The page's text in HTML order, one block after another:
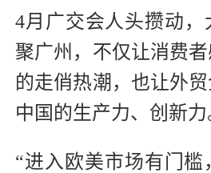
4月广交会人头攒动，
聚广州，不仅让消费
的走俏热潮，也让外
中国的生产力、创新力
“进入欧美市场有门槛